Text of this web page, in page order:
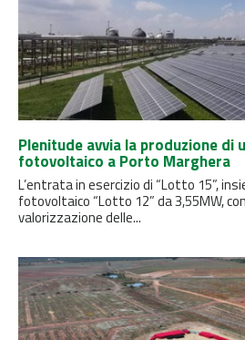
Plenitude avvia la produzione di
fotovoltaico a Porto Marghera
L’entrata in esercizio di “Lotto 15”,
fotovoltaico “Lotto 12” da 3,55MW,
valorizzazione delle...